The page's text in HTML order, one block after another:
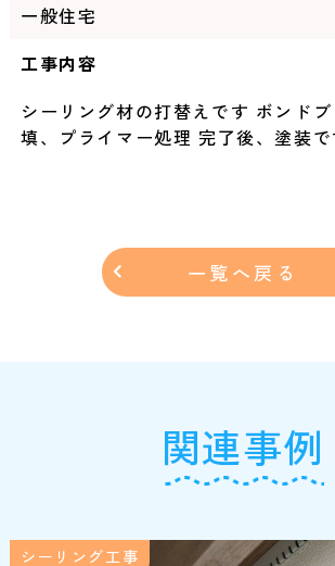
一般住宅
工事内容
シーリング材の打替えです ボンド
填、プライマー処理 完了後、塗装で
一覧へ戻る
関連事例
シーリング工事